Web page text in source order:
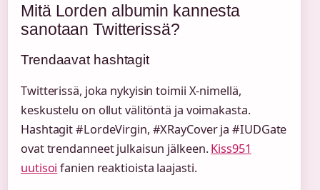
Mitä Lorden albumin kannesta
sanotaan Twitterissä?
Trendaavat hashtagit
Twitterissä, joka nykyisin toimii X-nimellä,
keskustelu on ollut välitöntä ja voimakasta.
Hashtagit #LordeVirgin, #XRayCover ja #IUDGate
ovat trendanneet julkaisun jälkeen.Kiss951
uutisoi fanien reaktioista laajasti.